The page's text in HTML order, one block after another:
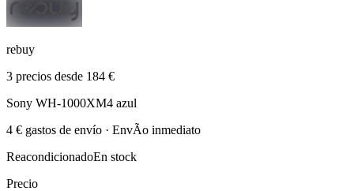
rebuy
3 precios desde 184 €
Sony WH-1000XM4 azul
4 € gastos de envío · EnvÃ­o inmediato
ReacondicionadoEn stock
Precio